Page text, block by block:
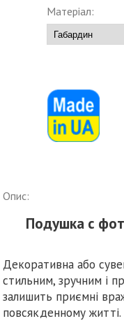
Матеріал:
Опис:
Подушка с
Декоративна або
стильним, зручним і
залишить приємні
повсякденному житті.